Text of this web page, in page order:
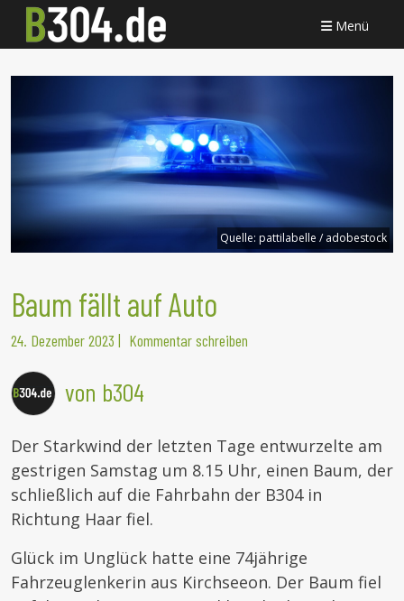
Menü
Quelle: pattilabelle / adobestock
Baum fällt auf Auto
24. Dezember 2023 | Kommentar schreiben
von b304
Der Starkwind der letzten Tage entwurzelte am
gestrigen Samstag um 8.15 Uhr, einen Baum, der
schließlich auf die Fahrbahn der B304 in
Richtung Haar fiel.
Glück im Unglück hatte eine 74jährige
Fahrzeuglenkerin aus Kirchseeon. Der Baum fiel